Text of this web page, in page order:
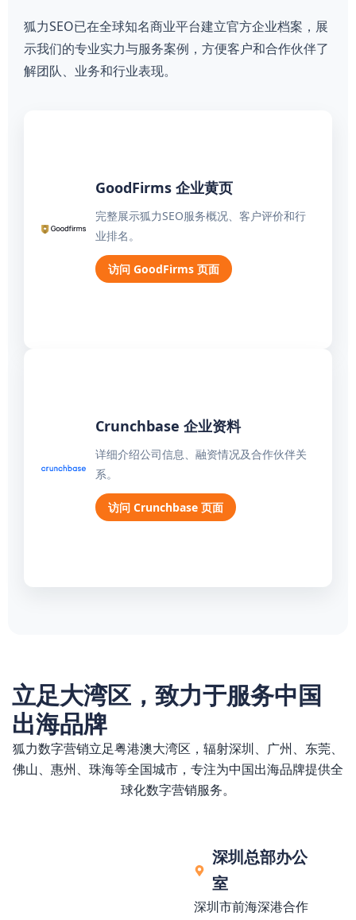
狐力SEO已在全球知名商业平台建立官方企业档案，展
示我们的专业实力与服务案例，方便客户和合作伙伴了
解团队、业务和行业表现。
GoodFirms 企业黄页
完整展示狐力SEO服务概况、客户评价和行
业排名。
访问 GoodFirms 页面
Crunchbase 企业资料
详细介绍公司信息、融资情况及合作伙伴关
系。
访问 Crunchbase 页面
立足大湾区，致力于服务中国
出海品牌
狐力数字营销立足粤港澳大湾区，辐射深圳、广州、东莞、
佛山、惠州、珠海等全国城市，专注为中国出海品牌提供全
球化数字营销服务。
深圳总部办公
室
深圳市前海深港合作